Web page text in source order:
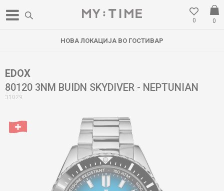
0
0
НОВА ЛОКАЦИЈА ВО ГОСТИВАР
EDOX
80120 3NM BUIDN SKYDIVER - NEPTUNIAN
31029